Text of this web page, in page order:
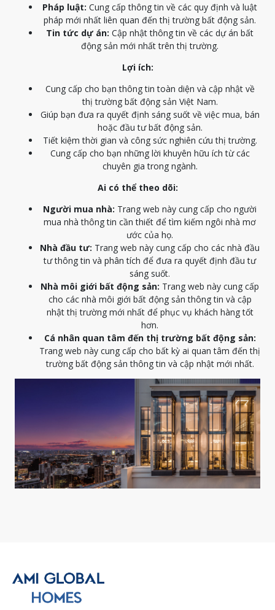
Pháp luật: Cung cấp thông tin về các quy định và luật
pháp mới nhất liên quan đến thị trường bất động sản.
Tin tức dự án: Cập nhật thông tin về các dự án bất
động sản mới nhất trên thị trường.
Lợi ích:
Cung cấp cho bạn thông tin toàn diện và cập nhật về
thị trường bất động sản Việt Nam.
Giúp bạn đưa ra quyết định sáng suốt về việc mua, bán
hoặc đầu tư bất động sản.
Tiết kiệm thời gian và công sức nghiên cứu thị trường.
Cung cấp cho bạn những lời khuyên hữu ích từ các
chuyên gia trong ngành.
Ai có thể theo dõi:
Người mua nhà: Trang web này cung cấp cho người
mua nhà thông tin cần thiết để tìm kiếm ngôi nhà mơ
ước của họ.
Nhà đầu tư: Trang web này cung cấp cho các nhà đầu
tư thông tin và phân tích để đưa ra quyết định đầu tư
sáng suốt.
Nhà môi giới bất động sản: Trang web này cung cấp
cho các nhà môi giới bất động sản thông tin và cập
nhật thị trường mới nhất để phục vụ khách hàng tốt
hơn.
Cá nhân quan tâm đến thị trường bất động sản:
Trang web này cung cấp cho bất kỳ ai quan tâm đến thị
trường bất động sản thông tin và cập nhật mới nhất.